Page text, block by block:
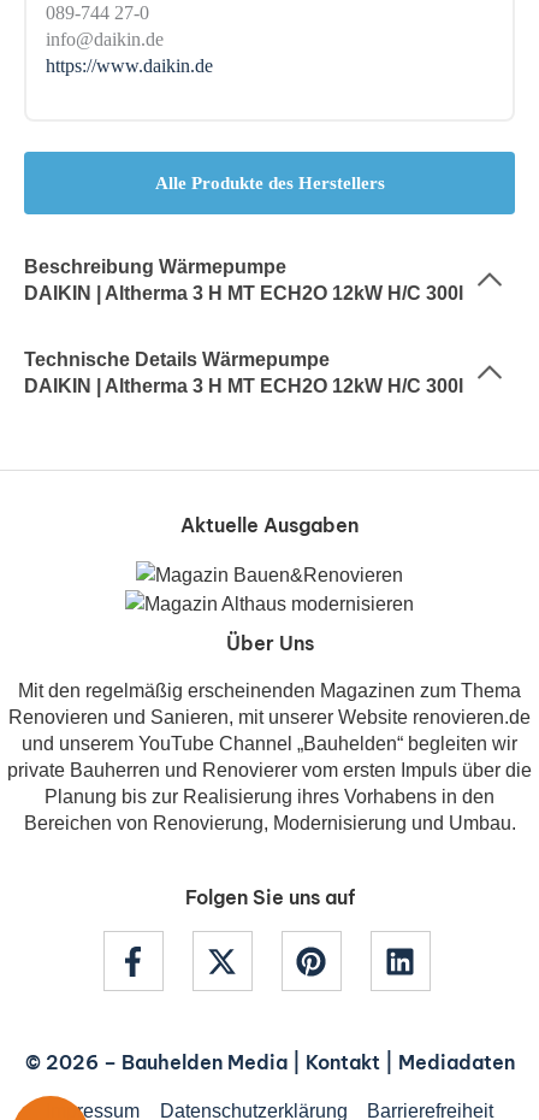
089-744 27-0
info@daikin.de
https://www.daikin.de
Alle Produkte des Herstellers
Beschreibung Wärmepumpe
DAIKIN | Altherma 3 H MT ECH2O 12kW H/C 300l
Technische Details Wärmepumpe
DAIKIN | Altherma 3 H MT ECH2O 12kW H/C 300l
Aktuelle Ausgaben
Über Uns
Mit den regelmäßig erscheinenden Magazinen zum Thema
Renovieren und Sanieren, mit unserer Website renovieren.de
und unserem YouTube Channel „Bauhelden“ begleiten wir
private Bauherren und Renovierer vom ersten Impuls über die
Planung bis zur Realisierung ihres Vorhabens in den
Bereichen von Renovierung, Modernisierung und Umbau.
Folgen Sie uns auf
© 2026 – Bauhelden Media| Kontakt| Mediadaten
Impressum Datenschutzerklärung Barrierefreiheit